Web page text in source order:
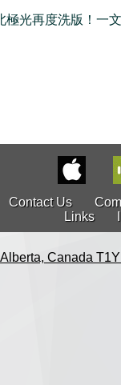
極光再度洗版！一
Contact Us
Links
Canada